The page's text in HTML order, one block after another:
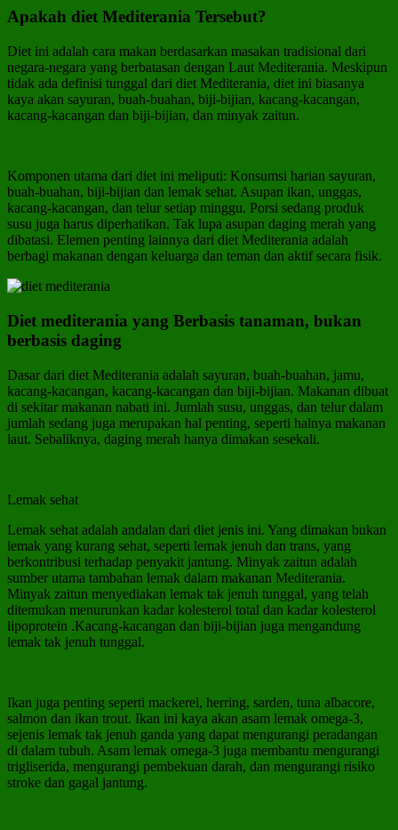
Apakah diet Mediterania Tersebut?
Diet ini adalah cara makan berdasarkan masakan tradisional dari
negara-negara yang berbatasan dengan Laut Mediterania. Meskipun
tidak ada definisi tunggal dari diet Mediterania, diet ini biasanya
kaya akan sayuran, buah-buahan, biji-bijian, kacang-kacangan,
kacang-kacangan dan biji-bijian, dan minyak zaitun.
Komponen utama dari diet ini meliputi: Konsumsi harian sayuran,
buah-buahan, biji-bijian dan lemak sehat. Asupan ikan, unggas,
kacang-kacangan, dan telur setiap minggu. Porsi sedang produk
susu juga harus diperhatikan. Tak lupa asupan daging merah yang
dibatasi. Elemen penting lainnya dari diet Mediterania adalah
berbagi makanan dengan keluarga dan teman dan aktif secara fisik.
Diet mediterania yang Berbasis tanaman, bukan
berbasis daging
Dasar dari diet Mediterania adalah sayuran, buah-buahan, jamu,
kacang-kacangan, kacang-kacangan dan biji-bijian. Makanan dibuat
di sekitar makanan nabati ini. Jumlah susu, unggas, dan telur dalam
jumlah sedang juga merupakan hal penting, seperti halnya makanan
laut. Sebaliknya, daging merah hanya dimakan sesekali.
Lemak sehat
Lemak sehat adalah andalan dari diet jenis ini. Yang dimakan bukan
lemak yang kurang sehat, seperti lemak jenuh dan trans, yang
berkontribusi terhadap penyakit jantung. Minyak zaitun adalah
sumber utama tambahan lemak dalam makanan Mediterania.
Minyak zaitun menyediakan lemak tak jenuh tunggal, yang telah
ditemukan menurunkan kadar kolesterol total dan kadar kolesterol
lipoprotein .Kacang-kacangan dan biji-bijian juga mengandung
lemak tak jenuh tunggal.
Ikan juga penting seperti mackerel, herring, sarden, tuna albacore,
salmon dan ikan trout. Ikan ini kaya akan asam lemak omega-3,
sejenis lemak tak jenuh ganda yang dapat mengurangi peradangan
di dalam tubuh. Asam lemak omega-3 juga membantu mengurangi
trigliserida, mengurangi pembekuan darah, dan mengurangi risiko
stroke dan gagal jantung.